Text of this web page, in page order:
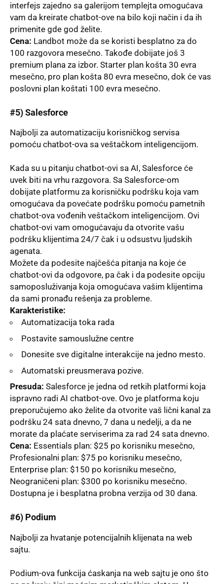
interfejs zajedno sa galerijom templejta omogućava
vam da kreirate chatbot-ove na bilo koji način i da ih
primenite gde god želite.
Cena: Landbot može da se koristi besplatno za do
100 razgovora mesečno. Takođe dobijate još 3
premium plana za izbor. Starter plan košta 30 evra
mesečno, pro plan košta 80 evra mesečno, dok će vas
poslovni plan koštati 100 evra mesečno.
#5)Salesforce
Najbolјi za automatizaciju korisničkog servisa
pomoću chatbot-ova sa veštačkom inteligencijom.
Kada su u pitanju chatbot-ovi sa AI, Salesforce će
uvek biti na vrhu razgovora. Sa Salesforce-om
dobijate platformu za korisničku podršku koja vam
omogućava da povećate podršku pomoću pametnih
chatbot-ova vođenih veštačkom inteligencijom. Ovi
chatbot-ovi vam omogućavaju da otvorite vašu
podršku klijentima 24/7 čak i u odsustvu lјudskih
agenata.
Možete da podesite najčešća pitanja na koje će
chatbot-ovi da odgovore, pa čak i da podesite opciju
samoposluživanja koja omogućava vašim klijentima
da sami pronađu rešenja za probleme.
Karakteristike:
Automatizacija toka rada
Postavite samouslužne centre
Donesite sve digitalne interakcije na jedno mesto.
Automatski preusmerava pozive.
Presuda: Salesforce je jedna od retkih platformi koja
ispravno radi AI chatbot-ove. Ovo je platforma koju
preporučujemo ako želite da otvorite vaš lični kanal za
podršku 24 sata dnevno, 7 dana u nedelјi, a da ne
morate da plaćate serviserima za rad 24 sata dnevno.
Cena: Essentials plan: $25 po korisniku mesečno,
Profesionalni plan: $75 po korisniku mesečno,
Enterprise plan: $150 po korisniku mesečno,
Neograničeni plan: $300 po korisniku mesečno.
Dostupna je i besplatna probna verzija od 30 dana.
#6) Podium
Najbolјi za hvatanje potencijalnih klijenata na web
sajtu.
Podium-ova funkcija ćaskanja na web sajtu je ono što